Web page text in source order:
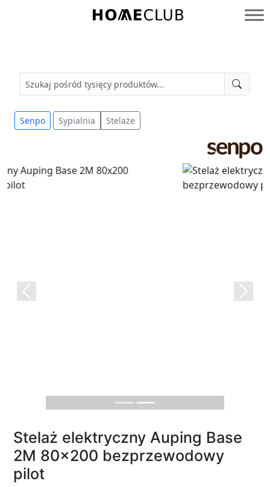
Homeclub
Senpo Sypialnia Stelaże
Previous Next
Stelaż elektryczny Auping Base
2M 80x200 bezprzewodowy
pilot